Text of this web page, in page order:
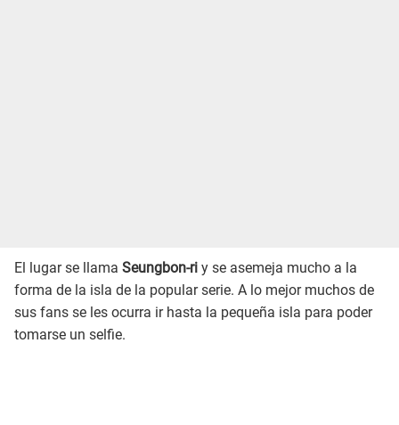
El lugar se llama Seungbon-ri y se asemeja mucho a la
forma de la isla de la popular serie. A lo mejor muchos de
sus fans se les ocurra ir hasta la pequeña isla para poder
tomarse un selfie.